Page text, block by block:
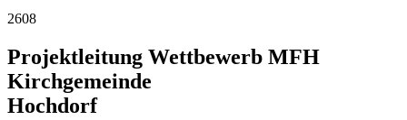
2608
Projektleitung Wettbewerb MFH
Kirchgemeinde
Hochdorf